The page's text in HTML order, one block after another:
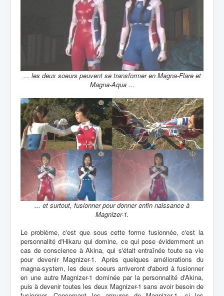
... les deux soeurs peuvent se transformer en Magna-Flare et
Magna-Aqua ...
... et surtout, fusionner pour donner enfin naissance à
Magnizer-1.
Le problème, c'est que sous cette forme fusionnée, c'est la
personnalité d'Hikaru qui domine, ce qui pose évidemment un
cas de conscience à Akina, qui s'était entraînée toute sa vie
pour devenir Magnizer-1. Après quelques améliorations du
magna-system, les deux soeurs arriveront d'abord à fusionner
en une autre Magnizer-1 dominée par la personnalité d'Akina,
puis à devenir toutes les deux Magnizer-1 sans avoir besoin de